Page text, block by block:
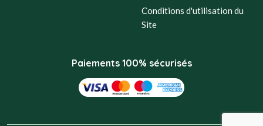
Conditions d'utilisation du
Site
Paiements 100% sécurisés